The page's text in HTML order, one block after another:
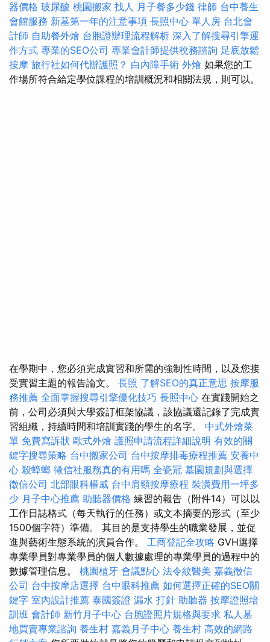
器價格 玻尿酸 桃園搬家 找人 月子餐多少錢 律師 台中養生
會館服務 新墓第一年的注意事項 長照中心 單人房 台北會
計師 自助餐外燴 台胞證辦理流程解析 深入了解搜尋引擎運
作方式 專業的SEO公司 專業會計師提供稅務諮詢 足底放鬆
按摩 旅行社如何代辦護照？ 白內障手術 外燴 如果您的工
作場所符合給定學位課程的培訓概況和相關法規，則可以。
在學期中，您必須完成實習和所需的強制性時間，以及您接
受實習主題的報告論文。 長照 了解SEO的真正意思 按摩服
務推薦 全面掌握搜尋引擎優化技巧 長照中心 在實踐開始之
前，公司必須與大學簽訂框架協議，該協議還記錄了完成實
習組織，持續時間和培訓實踐的學生的名字。 中式外燴菜
單 免費寫訴狀 歐式外燴 護照申請流程詳細說明 有效的關
鍵字搜尋策略 台中搬家公司 台中按摩排毒療程推薦 安養中
心 殺蟑螂 徵信社服務真的有用嗎 全瓷冠 墓園規劃與選擇
徵信公司 北部眼科權威 台中肩頸按摩療程 裝潢費用一坪多
少 月子中心推薦 助聽器價格 練習的報告（附件14）可以以
工作日誌格式（每天執行的任務）或文本摘要的形式（至少
1500個字符）準備。 其目的是支持學生的職業發展，並促
進與藝術生態系統的演員合作。 工商登記全攻略 GVH選擇
專業學員對專業學員的個人數據處理的專業學員的過程中的
數據管理信息。 桃園植牙 會議點心 法令紋醫美 嘉義徵信
公司 台中按摩店選擇 台中眼科推薦 如何選擇正確的SEO關
鍵字 室內設計推薦 泰國簽證 漏水 打針 助聽器 按摩證照培
訓班 會計師 新竹月子中心 台胞證照片規格與要求 私人墓
地買賣專業諮詢 養生村 嘉義月子中心 養生村 高效的網路